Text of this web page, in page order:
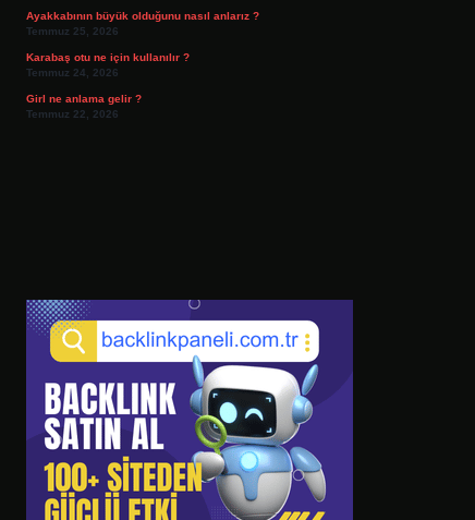
Ayakkabının büyük olduğunu nasıl anlarız ?
Temmuz 25, 2026
Karabaş otu ne için kullanılır ?
Temmuz 24, 2026
Girl ne anlama gelir ?
Temmuz 22, 2026